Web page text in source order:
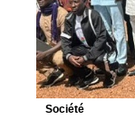
Société